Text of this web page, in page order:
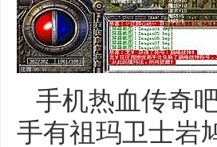
手机热血传奇
手有祖玛卫士岩